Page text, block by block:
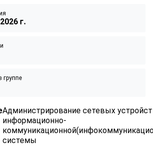
г.
группе
Администрирование сетевых
информационно-
системы